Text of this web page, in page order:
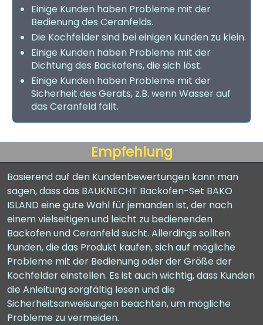
Einige Kunden haben Probleme mit der
Bedienung des Ceranfelds.
Die Kochfelder sind bei einigen Kunden zu klein.
Einige Kunden haben Probleme mit der
Dichtung des Backofens, die sich löst.
Einige Kunden haben Probleme mit der
Sicherheit des Geräts, z.B. wenn Wasser auf
das Ceranfeld fällt.
Empfehlung
Basierend auf den Kundenbewertungen kann man
sagen, dass das BAUKNECHT Backofen-Set BAKO
ISLAND eine gute Wahl für jemanden ist, der nach
einem vielseitigen und leicht zu bedienenden
Backofen und Ceranfeld sucht. Allerdings sollten
Kunden, die das Produkt kaufen, sich auf mögliche
Probleme mit der Bedienung oder der Größe der
Kochfelder einstellen. Es ist auch wichtig, dass Kunden
die Anleitung sorgfältig lesen und die
Sicherheitsanweisungen beachten, um mögliche
Probleme zu vermeiden.